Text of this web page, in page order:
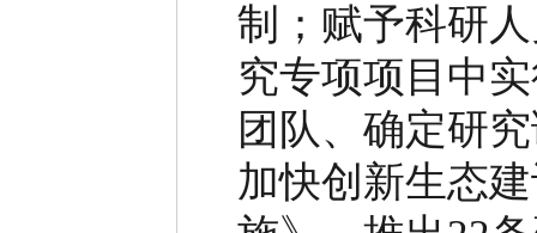
制；赋予科研
究专项项目中
团队、确定研
加快创新生态